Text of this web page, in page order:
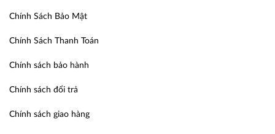
Chính Sách Bảo Mật
Chính Sách Thanh Toán
Chính sách bảo hành
Chính sách đổi trả
Chính sách giao hàng